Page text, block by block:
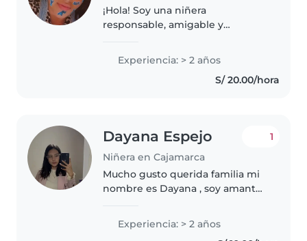
¡Hola! Soy una niñera
responsable, amigable y
niños pequeños. Me encanta
dibujar, y estoy cómoda con
Experiencia: > 2 años
S/ 20.00/hora
Dayana Espejo
Niñera en Cajamarca
1
Mucho gusto querida familia mi
nombre es Dayana , soy amante
considero una joven muy activa
en el trabajo , responsable y
Experiencia: > 2 años